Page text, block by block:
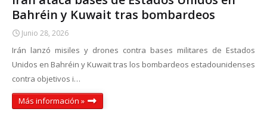
Bahréin y Kuwait tras bombardeos
Junio 28, 2026
Irán lanzó misiles y drones contra bases militares de Estados
Unidos en Bahréin y Kuwait tras los bombardeos estadounidenses
contra objetivos i…
Más información »